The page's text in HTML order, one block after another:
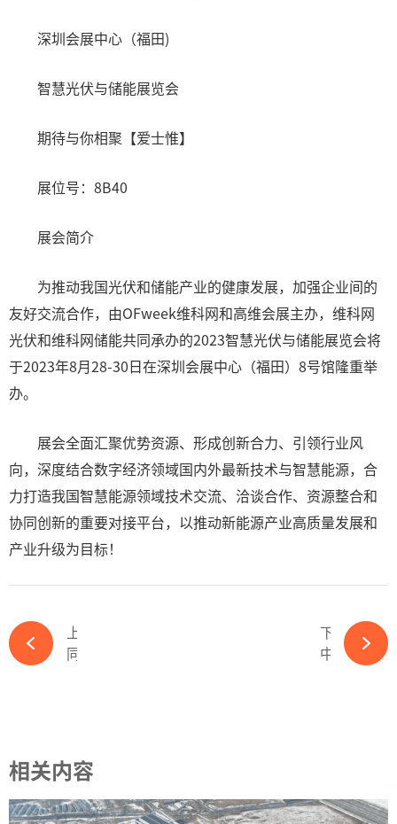
深圳会展中心（福田)
智慧光伏与储能展览会
期待与你相聚【爱士惟】
展位号：8B40
展会简介
为推动我国光伏和储能产业的健康发展，加强企业间的
友好交流合作，由OFweek维科网和高维会展主办，维科网
光伏和维科网储能共同承办的2023智慧光伏与储能展览会将
于2023年8月28-30日在深圳会展中心（福田）8号馆隆重举
办。
展会全面汇聚优势资源、形成创新合力、引领行业风
向，深度结合数字经济领域国内外最新技术与智慧能源，合
力打造我国智慧能源领域技术交流、洽谈合作、资源整合和
协同创新的重要对接平台，以推动新能源产业高质量发展和
产业升级为目标！
下一篇
中报净利大增322%！全球组件龙头预期全年出货30-35GW-365wm完美体育官网
相关内容